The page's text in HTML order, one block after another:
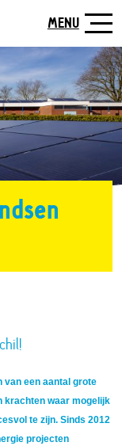
MENU
van een aantal grote
krachten waar mogelijk
te zijn. Sinds 2012
projecten